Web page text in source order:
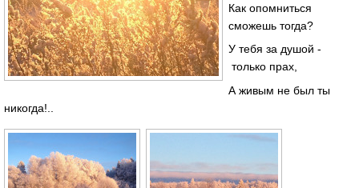
Как опомниться
сможешь тогда?
У тебя за душой -
только прах,
А живым не был ты
никогда!..